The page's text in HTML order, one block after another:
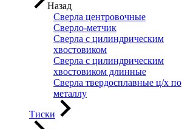
Назад
Сверла центровочные
Сверло-метчик
Сверла с цилиндрическим
хвостовиком
Сверла с цилиндрическим
хвостовиком длинные
Сверла твердосплавные ц/х по
металлу
Тиски